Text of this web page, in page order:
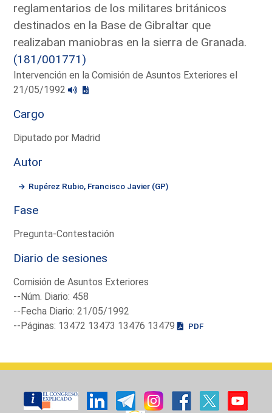
reglamentarios de los militares británicos
destinados en la Base de Gibraltar que
realizaban maniobras en la sierra de Granada.
(181/001771)
Intervención en la Comisión de Asuntos Exteriores el
21/05/1992
Cargo
Diputado por Madrid
Autor
Rupérez Rubio, Francisco Javier (GP)
Fase
Pregunta-Contestación
Diario de sesiones
Comisión de Asuntos Exteriores
--Núm. Diario: 458
--Fecha Diario: 21/05/1992
--Páginas: 13472 13473 13476 13479
PDF